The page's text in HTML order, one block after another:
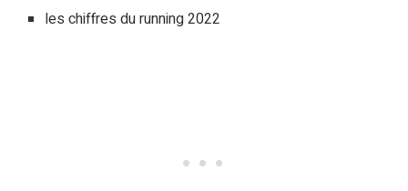
les chiffres du running 2022